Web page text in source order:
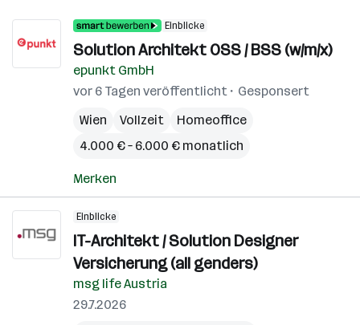
Einblicke
Solution Architekt OSS / BSS (w/m/x)
epunkt GmbH
vor 6 Tagen veröffentlicht
Gesponsert
Wien
Vollzeit
Homeoffice
4.000 € – 6.000 € monatlich
Merken
Einblicke
IT-Architekt / Solution Designer
Versicherung (all genders)
msg life Austria
29.7.2026